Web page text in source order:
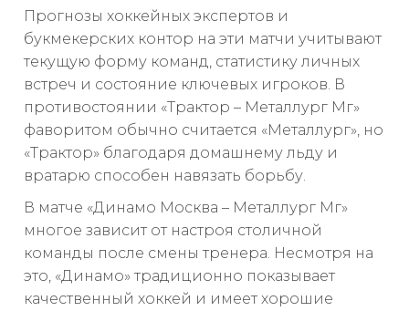
Прогнозы хоккейных экспертов и
букмекерских контор на эти матчи учитывают
текущую форму команд, статистику личных
встреч и состояние ключевых игроков. В
противостоянии «Трактор – Металлург Мг»
фаворитом обычно считается «Металлург», но
«Трактор» благодаря домашнему льду и
вратарю способен навязать борьбу.
В матче «Динамо Москва – Металлург Мг»
многое зависит от настроя столичной
команды после смены тренера. Несмотря на
это, «Динамо» традиционно показывает
качественный хоккей и имеет хорошие